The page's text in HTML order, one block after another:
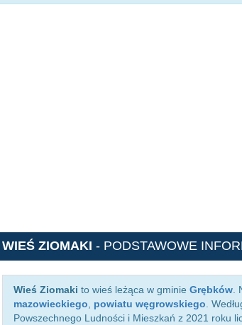
WIEŚ ZIOMAKI - PODSTAWOWE
Wieś Ziomaki to wieś leżąca w gminie Grębków
mazowieckiego
powiatu węgrowskiego .
Powszechnego Ludności i Mieszkań z 2021 roku